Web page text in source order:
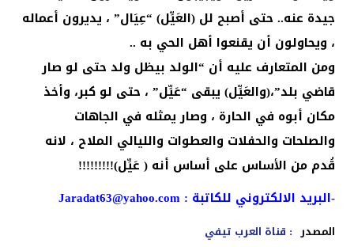
جيدة عنه.. حتى أصبح لل (العَيِّل) “عِيَال” ، يديرون أعماله
، ويحاولون أن يقنعوا أهل الحي به ..
ومن المتعارف عليه أن “الولد بيظل ولد حتى لو صار
قاضي بلد”،(والعَيِّل) يبقى “عَيِّل” ، حتى لو كبر، وأخذ
مكان أبوه في الحارة ، وصار يمثله في الجاهات
والصلحات والحفلات والعطوات والليالي الملاح ، لانه
قُدم من الأساس على أساس أنه ( عَيِّل)!!!!!!!!!
-البريد الالكتروني للكاتبة : Jaradat63@yahoo.com
المصدر : قناة العرب تيفي